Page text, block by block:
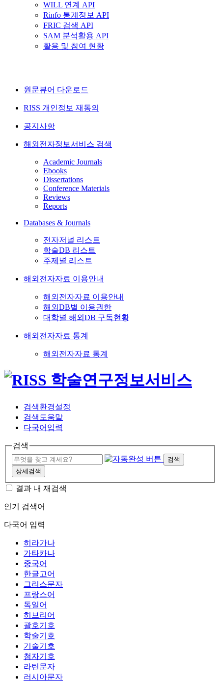
WILL 연계 API
Rinfo 통계정보 API
FRIC 검색 API
SAM 분석활용 API
활용 및 참여 현황
원문뷰어 다운로드
RISS 개인정보 재동의
공지사항
해외전자정보서비스 검색
Academic Journals
Ebooks
Dissertations
Conference Materials
Reviews
Reports
Databases & Journals
전자저널 리스트
학술DB 리스트
주제별 리스트
해외전자자료 이용안내
해외전자자료 이용안내
해외DB별 이용권한
대학별 해외DB 구독현황
해외전자자료 통계
해외전자자료 통계
검색환경설정
검색도움말
다국어입력
검색
검색
상세검색
결과 내 재검색
인기 검색어
다국어 입력
히라가나
가타카나
중국어
한글고어
그리스문자
프랑스어
독일어
히브리어
괄호기호
학술기호
기술기호
첨자기호
라틴문자
러시아문자